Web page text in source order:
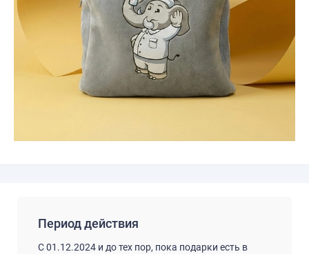
Период действия
C 01.12.2024 и до тех пор, пока подарки есть в